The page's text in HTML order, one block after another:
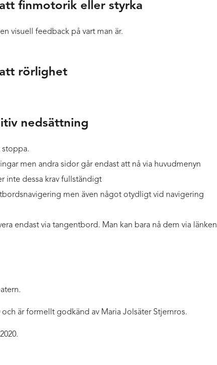
finmotorik eller styrka
visuell feedback på vart man är.
rörlighet
nedsättning
stoppa.
men andra sidor går endast att nå via huvudmenyn
inte dessa krav fullständigt
men även något otydligt vid navigering
endast via tangentbord. Man kan bara nå dem via länken
är formellt godkänd av Maria Jolsäter Stjernros.